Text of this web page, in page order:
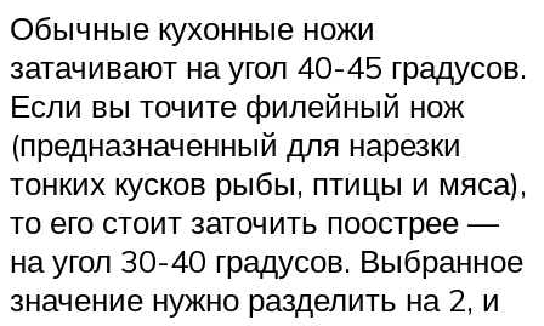
Обычные кухонные ножи
затачивают на угол 40-45 градусов.
Если вы точите филейный нож
(предназначенный для нарезки
тонких кусков рыбы, птицы и мяса),
то его стоит заточить поострее —
на угол 30-40 градусов. Выбранное
значение нужно разделить на 2, и